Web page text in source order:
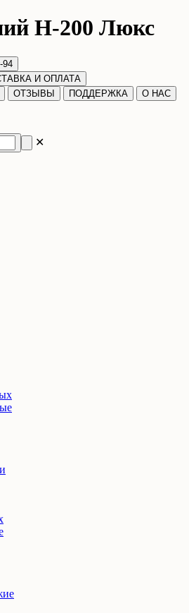
Н-200 Люкс
94
И ОПЛАТА
ОТЗЫВЫ ПОДДЕРЖКА О НАС
✕